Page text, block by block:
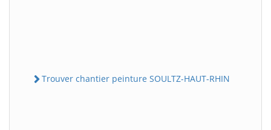
Trouver chantier peinture SOULTZ-HAUT-RHIN